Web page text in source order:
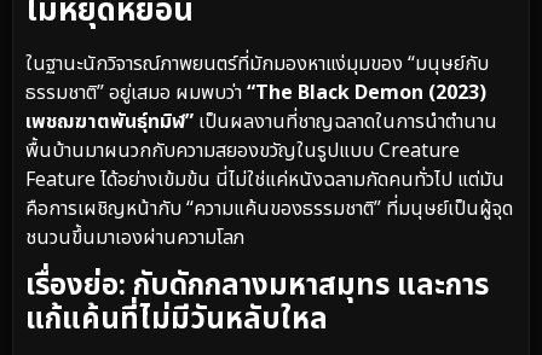
ไม่หยุดหย่อน
ในฐานะนักวิจารณ์ภาพยนตร์ที่มักมองหาแง่มุมของ “มนุษย์กับ
ธรรมชาติ” อยู่เสมอ ผมพบว่า“The Black Demon (2023)
เพชฌฆาตพันธุ์ทมิฬ” เป็นผลงานที่ชาญฉลาดในการนำตำนาน
พื้นบ้านมาผนวกกับความสยองขวัญในรูปแบบ Creature
Feature ได้อย่างเข้มข้น นี่ไม่ใช่แค่หนังฉลามกัดคนทั่วไป แต่มัน
คือการเผชิญหน้ากับ “ความแค้นของธรรมชาติ” ที่มนุษย์เป็นผู้จุด
ชนวนขึ้นมาเองผ่านความโลภ
เรื่องย่อ: กับดักกลางมหาสมุทร และการ
แก้แค้นที่ไม่มีวันหลับใหล